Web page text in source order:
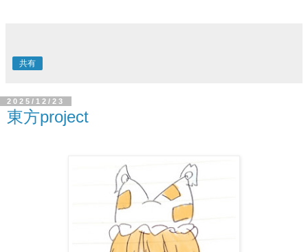
共有
2025/12/23
東方project